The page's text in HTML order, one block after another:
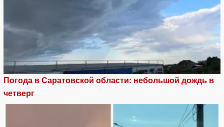
Погода в Саратовской области: небольшой дождь в
четверг